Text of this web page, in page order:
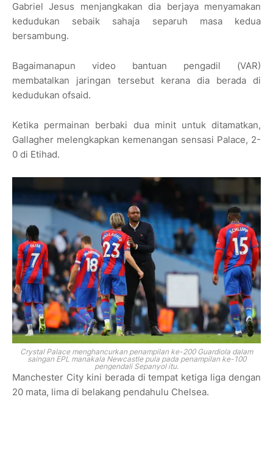
Gabriel Jesus menjangkakan dia berjaya menyamakan
kedudukan sebaik sahaja separuh masa kedua
bersambung.
Bagaimanapun video bantuan pengadil (VAR)
membatalkan jaringan tersebut kerana dia berada di
kedudukan ofsaid.
Ketika permainan berbaki dua minit untuk ditamatkan,
Gallagher melengkapkan kemenangan sensasi Palace, 2-
0 di Etihad.
Crystal Palace menghancurkan penampilan ke-200 Guardiola dalam
saingan EPL manakala Newcastle pula pada penampilan ke-100
pengendali Sepanyol itu.
Manchester City kini berada di tempat ketiga liga dengan
20 mata, lima di belakang pendahulu Chelsea.